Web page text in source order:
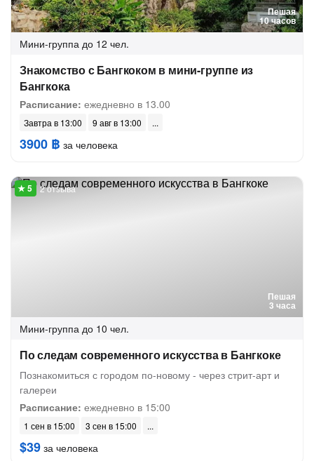
Пешая
10 часов
Мини-группа до 12 чел.
Знакомство с Бангкоком в мини-группе из
Бангкока
Расписание: ежедневно в 13.00
Завтра в 13:00 9 авг в 13:00
3900 ฿ за человека
Пешая
3 часа
2 отзыва
Мини-группа до 10 чел.
По следам современного искусства в Бангкоке
Познакомиться с городом по-новому - через стрит-арт и
галереи
Расписание: ежедневно в 15:00
1 сен в 15:00 3 сен в 15:00
$39 за человека